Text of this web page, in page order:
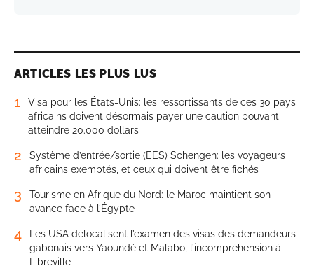
ARTICLES LES PLUS LUS
1
Visa pour les États-Unis: les ressortissants de ces 30 pays
africains doivent désormais payer une caution pouvant
atteindre 20.000 dollars
2
Système d’entrée/sortie (EES) Schengen: les voyageurs
africains exemptés, et ceux qui doivent être fichés
3
Tourisme en Afrique du Nord: le Maroc maintient son
avance face à l’Égypte
4
Les USA délocalisent l’examen des visas des demandeurs
gabonais vers Yaoundé et Malabo, l’incompréhension à
Libreville